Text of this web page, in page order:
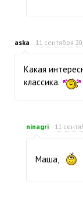
aska 11 сентября
Какая
классика.
ninagri 11
Маша,